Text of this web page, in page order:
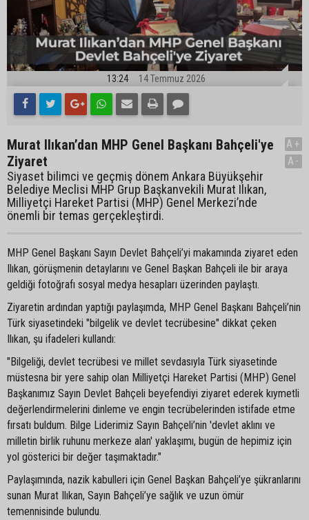
13:24 14 Temmuz 2026
Murat Ilıkan’dan MHP Genel Başkanı Bahçeli'ye
Ziyaret
Siyaset bilimci ve geçmiş dönem Ankara Büyükşehir
Belediye Meclisi MHP Grup Başkanvekili Murat Ilıkan,
Milliyetçi Hareket Partisi (MHP) Genel Merkezi’nde
önemli bir temas gerçekleştirdi.
A+
A-
MHP Genel Başkanı Sayın Devlet Bahçeli’yi makamında ziyaret eden
Ilıkan, görüşmenin detaylarını ve Genel Başkan Bahçeli ile bir araya
geldiği fotoğrafı sosyal medya hesapları üzerinden paylaştı.
Ziyaretin ardından yaptığı paylaşımda, MHP Genel Başkanı Bahçeli’nin
Türk siyasetindeki "bilgelik ve devlet tecrübesine" dikkat çeken
Ilıkan, şu ifadeleri kullandı:
"Bilgeliği, devlet tecrübesi ve millet sevdasıyla Türk siyasetinde
müstesna bir yere sahip olan Milliyetçi Hareket Partisi (MHP) Genel
Başkanımız Sayın Devlet Bahçeli beyefendiyi ziyaret ederek kıymetli
değerlendirmelerini dinleme ve engin tecrübelerinden istifade etme
fırsatı buldum. Bilge Liderimiz Sayın Bahçeli’nin 'devlet aklını ve
milletin birlik ruhunu merkeze alan' yaklaşımı, bugün de hepimiz için
yol gösterici bir değer taşımaktadır."
Paylaşımında, nazik kabulleri için Genel Başkan Bahçeli’ye şükranlarını
sunan Murat Ilıkan, Sayın Bahçeli’ye sağlık ve uzun ömür
temennisinde bulundu.